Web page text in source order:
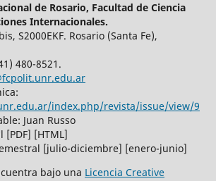
de Rosario, Facultad de Ciencia
Internacionales.
S2000EKF. Rosario (Santa Fe),
480-8521.
index.php/revista/issue/view/9
Juan Russo
[PDF] [HTML]
[julio-diciembre] [enero-junio]
bajo una Licencia Creative